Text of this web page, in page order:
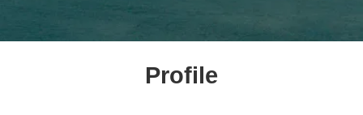
Profile